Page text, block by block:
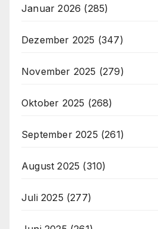
Januar 2026 (285)
Dezember 2025 (347)
November 2025 (279)
Oktober 2025 (268)
September 2025 (261)
August 2025 (310)
Juli 2025 (277)